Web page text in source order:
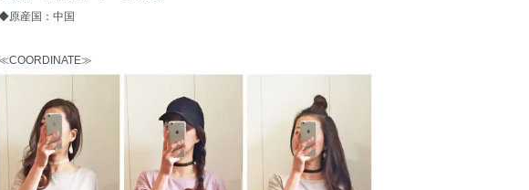
原産国：中国
≪COORDINATE≫